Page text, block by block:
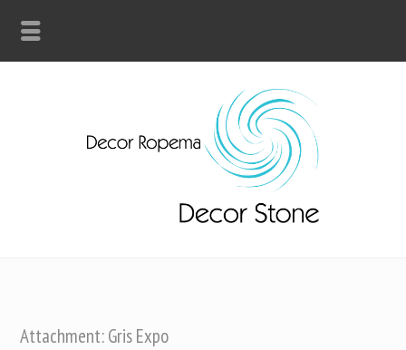
Attachment: Gris Expo